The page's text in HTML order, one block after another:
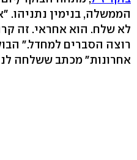
הממשלה, בנימין נתניהו.
לא שלח. הוא אחראי. זה
רוצה הסברים למחדל."
אחרונות" מכתב ששלחה